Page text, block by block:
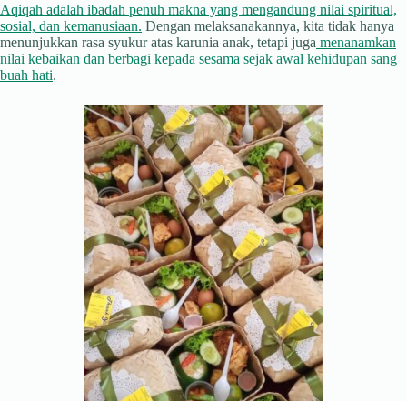
Aqiqah adalah ibadah penuh makna yang mengandung nilai spiritual,
sosial, dan kemanusiaan. Dengan melaksanakannya, kita tidak hanya
menunjukkan rasa syukur atas karunia anak, tetapi juga menanamkan
nilai kebaikan dan berbagi kepada sesama sejak awal kehidupan sang
buah hati.